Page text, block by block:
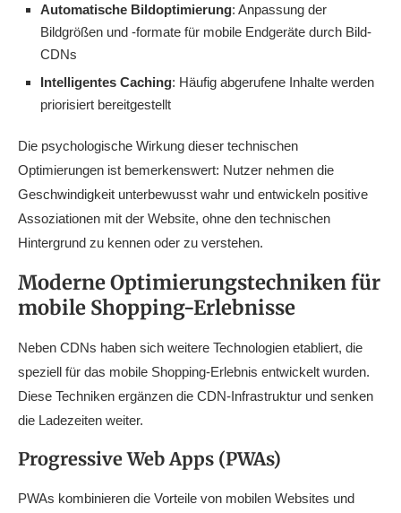
Automatische Bildoptimierung: Anpassung der
Bildgrößen und -formate für mobile Endgeräte durch Bild-
CDNs
Intelligentes Caching: Häufig abgerufene Inhalte werden
priorisiert bereitgestellt
Die psychologische Wirkung dieser technischen
Optimierungen ist bemerkenswert: Nutzer nehmen die
Geschwindigkeit unterbewusst wahr und entwickeln positive
Assoziationen mit der Website, ohne den technischen
Hintergrund zu kennen oder zu verstehen.
Moderne Optimierungstechniken für
mobile Shopping-Erlebnisse
Neben CDNs haben sich weitere Technologien etabliert, die
speziell für das mobile Shopping-Erlebnis entwickelt wurden.
Diese Techniken ergänzen die CDN-Infrastruktur und senken
die Ladezeiten weiter.
Progressive Web Apps (PWAs)
PWAs kombinieren die Vorteile von mobilen Websites und